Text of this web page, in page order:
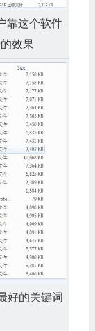
靠这个软件
效果
好的关键词